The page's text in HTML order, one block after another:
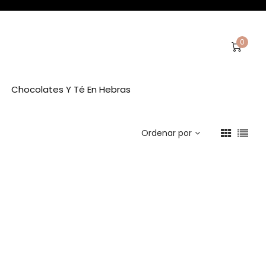
0
Chocolates Y Té En Hebras
Ordenar por